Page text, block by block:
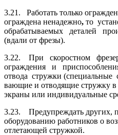
3.21. Работать только
ограждена ненадежно, то
обрабатываемых
деталей
(вдали от фрезы).
3.22. При скоростном
ограждения и
отвода стружки (специальные
вающие и отводящие стружку в
экраны или индиви­дуальные
3.23. Предупреждать других,
оборудованию работников о
отлетающей стружкой.